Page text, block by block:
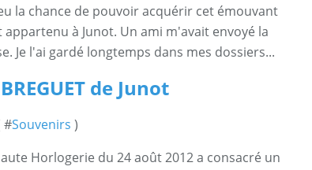
la chance de pouvoir acquérir cet émouvant
à Junot. Un ami m'avait envoyé la
Je l'ai gardé longtemps dans mes dossiers...
de Junot
#Souvenirs )
Horlogerie du 24 août 2012 a consacré un